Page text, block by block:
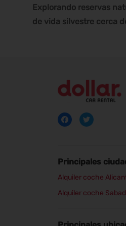
Explorando reservas
de vida silvestre cerca
Principales
Alquiler coche
Alquiler coche